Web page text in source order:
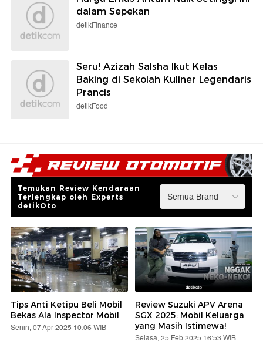
dalam Sepekan
detikFinance
Seru! Azizah Salsha Ikut Kelas
Baking di Sekolah Kuliner Legendaris
Prancis
detikFood
Temukan Review Kendaraan
Terlengkap oleh Experts
detikOto
Tips Anti Ketipu Beli Mobil
Bekas Ala Inspector Mobil
Senin, 07 Apr 2025 10:06 WIB
Review Suzuki APV Arena
SGX 2025: Mobil Keluarga
yang Masih Istimewa!
Selasa, 25 Feb 2025 16:53 WIB